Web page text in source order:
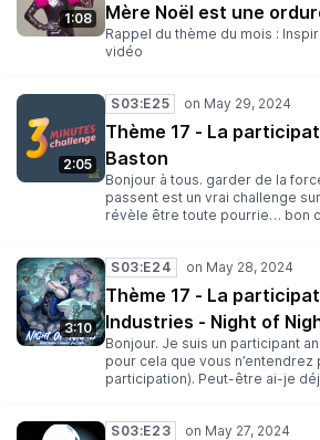
1:08
Mère Noël est une
Rappel du thème du mois :
vidéo
2:05
S03:E25
Thème 17 - La
Baston
Bonjour à tous. garder de la
passent est un vrai challenge
révèle être toute pourrie… bon
3:10
S03:E24
Thème 17 - La
Industries - Night of
Bonjour. Je suis un participant
pour cela que vous
participation). Peut-être ai-je
S03:E23